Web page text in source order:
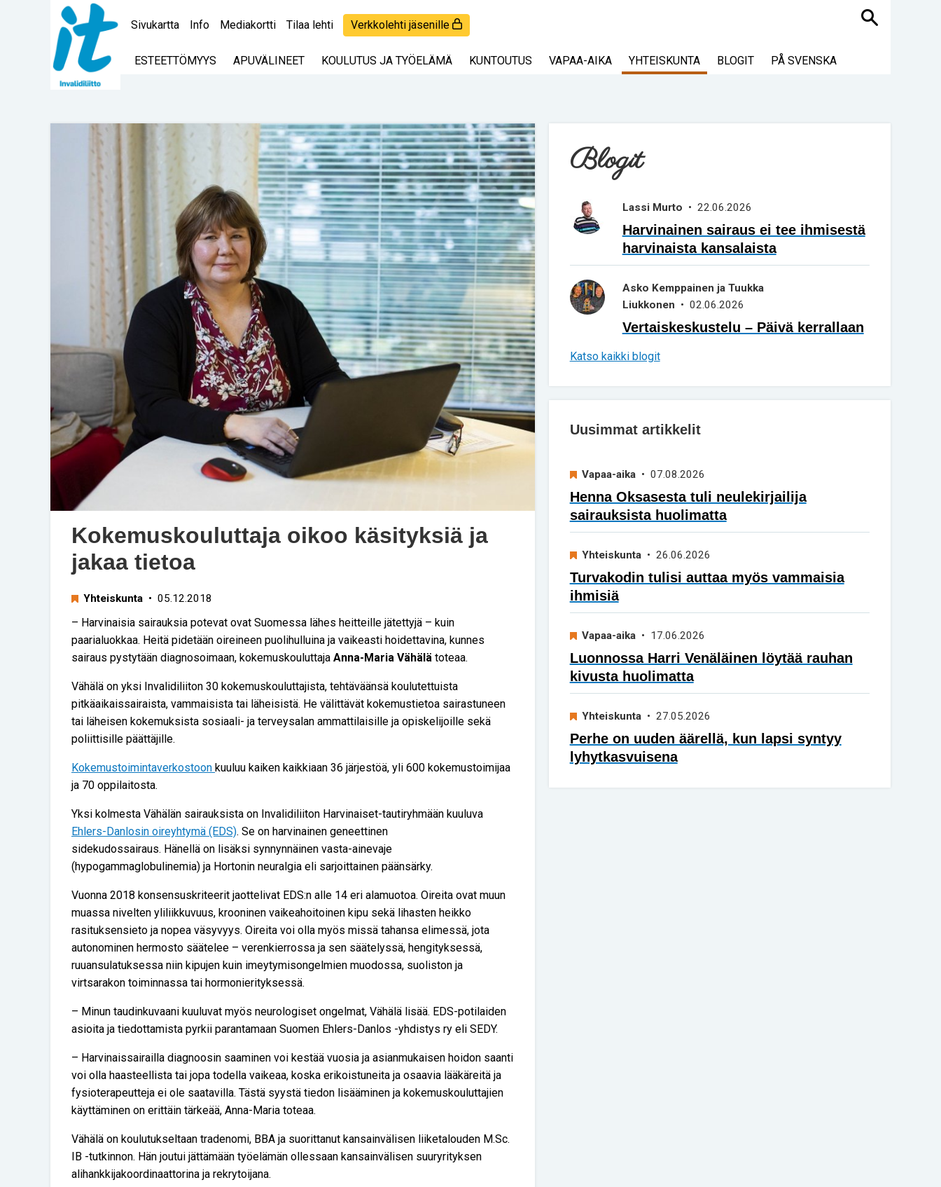
Sivukartta Info Mediakortti Tilaa lehti Verkkolehti jäsenille Haku
ESTEETTÖMYYS APUVÄLINEET KOULUTUS JA TYÖELÄMÄ KUNTOUTUS VAPAA-AIKA YHTEISKUNTA BLOGIT PÅ SVENSKA
Kokemuskouluttaja oikoo käsityksiä ja
jakaa tietoa
Yhteiskunta • 05.12.2018
– Harvinaisia sairauksia potevat ovat Suomessa lähes heitteille jätettyjä – kuin
paarialuokkaa. Heitä pidetään oireineen puolihulluina ja vaikeasti hoidettavina, kunnes
sairaus pystytään diagnosoimaan, kokemuskouluttaja Anna-Maria Vähälä toteaa.
Vähälä on yksi Invalidiliiton 30 kokemuskouluttajista, tehtäväänsä koulutettuista
pitkäaikaissairaista, vammaisista tai läheisistä. He välittävät kokemustietoa sairastuneen
tai läheisen kokemuksista sosiaali- ja terveysalan ammattilaisille ja opiskelijoille sekä
poliittisille päättäjille.
Kokemustoimintaverkostoon kuuluu kaiken kaikkiaan 36 järjestöä, yli 600 kokemustoimijaa
ja 70 oppilaitosta.
Yksi kolmesta Vähälän sairauksista on Invalidiliiton Harvinaiset-tautiryhmään kuuluva
Ehlers-Danlosin oireyhtymä (EDS). Se on harvinainen geneettinen
sidekudossairaus. Hänellä on lisäksi synnynnäinen vasta-ainevaje
(hypogammaglobulinemia) ja Hortonin neuralgia eli sarjoittainen päänsärky.
Vuonna 2018 konsensuskriteerit jaottelivat EDS:n alle 14 eri alamuotoa. Oireita ovat muun
muassa nivelten yliliikkuvuus, krooninen vaikeahoitoinen kipu sekä lihasten heikko
rasituksensieto ja nopea väsyvyys. Oireita voi olla myös missä tahansa elimessä, jota
autonominen hermosto säätelee – verenkierrossa ja sen säätelyssä, hengityksessä,
ruuansulatuksessa niin kipujen kuin imeytymisongelmien muodossa, suoliston ja
virtsarakon toiminnassa tai hormonierityksessä.
– Minun taudinkuvaani kuuluvat myös neurologiset ongelmat, Vähälä lisää. EDS-potilaiden
asioita ja tiedottamista pyrkii parantamaan Suomen Ehlers-Danlos -yhdistys ry eli SEDY.
– Harvinaissairailla diagnoosin saaminen voi kestää vuosia ja asianmukaisen hoidon saanti
voi olla haasteellista tai jopa todella vaikeaa, koska erikoistuneita ja osaavia lääkäreitä ja
fysioterapeutteja ei ole saatavilla. Tästä syystä tiedon lisääminen ja kokemuskouluttajien
käyttäminen on erittäin tärkeää, Anna-Maria toteaa.
Vähälä on koulutukseltaan tradenomi, BBA ja suorittanut kansainvälisen liiketalouden M.Sc.
IB -tutkinnon. Hän joutui jättämään työelämän ollessaan kansainvälisen suuryrityksen
alihankkijakoordinaattorina ja rekrytoijana.
Blogit
Lassi Murto • 22.06.2026
Harvinainen sairaus ei tee ihmisestä
harvinaista kansalaista
Asko Kemppainen ja Tuukka
Liukkonen • 02.06.2026
Vertaiskeskustelu – Päivä kerrallaan
Katso kaikki blogit
Uusimmat artikkelit
Vapaa-aika• 07.08.2026
Henna Oksasesta tuli neulekirjailija
sairauksista huolimatta
Yhteiskunta• 26.06.2026
Turvakodin tulisi auttaa myös vammaisia
ihmisiä
Vapaa-aika• 17.06.2026
Luonnossa Harri Venäläinen löytää rauhan
kivusta huolimatta
Yhteiskunta• 27.05.2026
Perhe on uuden äärellä, kun lapsi syntyy
lyhytkasvuisena